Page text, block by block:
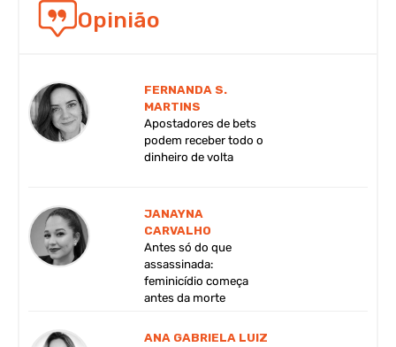
Opinião
FERNANDA S.
MARTINS
Apostadores de bets
podem receber todo o
dinheiro de volta
JANAYNA
CARVALHO
Antes só do que
assassinada:
feminicídio começa
antes da morte
ANA GABRIELA LUIZ